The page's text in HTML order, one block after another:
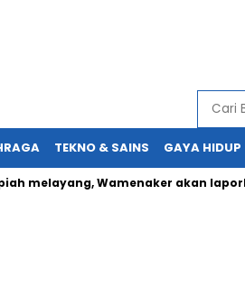
TEKNO & SAINS GAYA HIDUP
Wamenaker akan laporkan